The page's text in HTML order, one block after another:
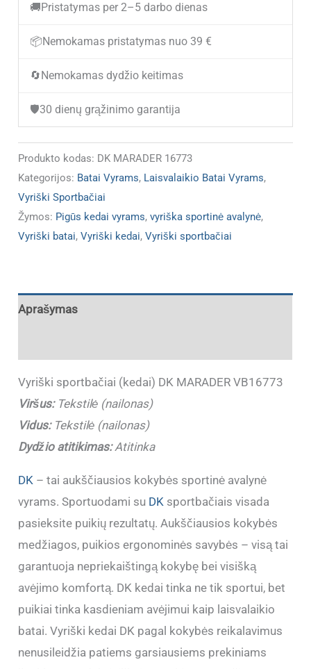
sportbačiai
16773
🚚Pristatymas per 2–5 darbo dienas
📦Nemokamas pristatymas nuo 39 €
🔄Nemokamas dydžio keitimas
🛡️30 dienų grąžinimo garantija
Produkto kodas: DK MARADER 16773
Kategorijos: Batai Vyrams, Laisvalaikio Batai Vyrams,
Vyriški Sportbačiai
Žymos: Pigūs kedai vyrams,vyriška sportinė avalynė,
Vyriški batai,Vyriški kedai,Vyriški sportbačiai
Aprašymas
Vyriški sportbačiai (kedai) DK MARADER VB16773
Viršus:Tekstilė (nailonas)
Vidus:Tekstilė (nailonas)
Dydžio atitikimas:Atitinka
DK – tai aukščiausios kokybės sportinė avalynė
vyrams. Sportuodami su DK sportbačiais visada
pasieksite puikių rezultatų. Aukščiausios kokybės
medžiagos, puikios ergonominės savybės – visą tai
garantuoja nepriekaištingą kokybę bei visišką
avėjimo komfortą. DK kedai tinka ne tik sportui, bet
puikiai tinka kasdieniam avėjimui kaip laisvalaikio
batai. Vyriški kedai DK pagal kokybės reikalavimus
nenusileidžia patiems garsiausiems prekiniams